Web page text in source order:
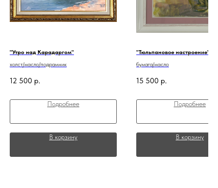
"Утро над Карадаргом"
холст/масло/подрамник
12 500 р.
Подробнее
В корзину
"Тюльпановое настроение"
бумага/масло
15 500 р.
Подробнее
В корзину